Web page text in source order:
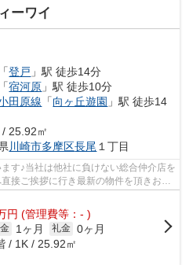
ーワイ
「登戸 」駅 徒歩14分
「宿河原 」駅 徒歩10分
田原線 「向ヶ丘遊園 」駅 徒歩14
25.92㎡
川崎市多摩区長尾 １丁目
す♪当社は他社に負けない総合仲介店を
接ご挨拶に行き最新の物件を頂きお客
...
円 (管理費等：- )
1ヶ月 礼金 0ヶ月
/ 1K / 25.92㎡